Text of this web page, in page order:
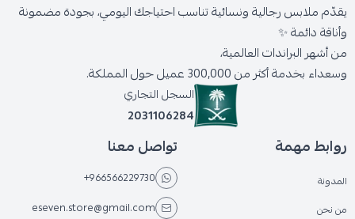
يقدّم ملابس رجالية ونسائية تناسب احتياجك اليومي، بجودة مضمونة
وأناقة دائمة ✨
من أشهر البراندات العالمية،
وسعداء بخدمة أكثر من 300,000 عميل حول المملكة.
السجل التجاري
2031106284
روابط مهمة
المدونة
من نحن
تواصل معنا
+966566229730
eseven.store@gmail.com